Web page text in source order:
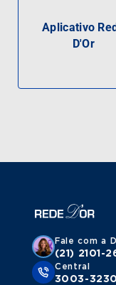
Aplicativo
D'Or
Fale com a
(21) 2101-
Central
3003-3230